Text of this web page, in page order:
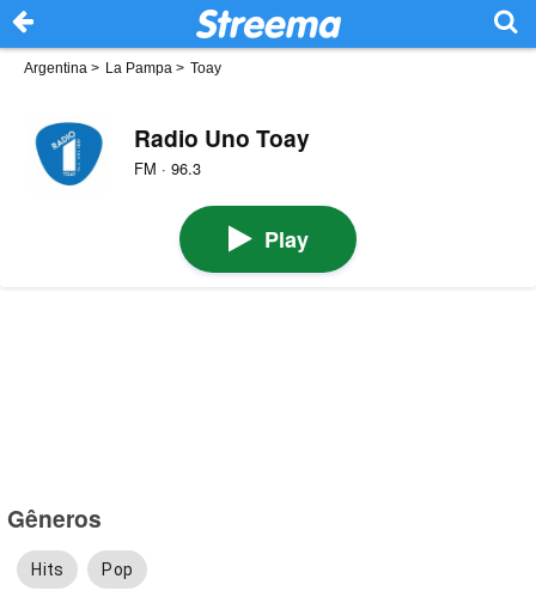
Argentina > La Pampa > Toay
Radio Uno Toay
FM · 96.3
Play
Gêneros
Hits Pop